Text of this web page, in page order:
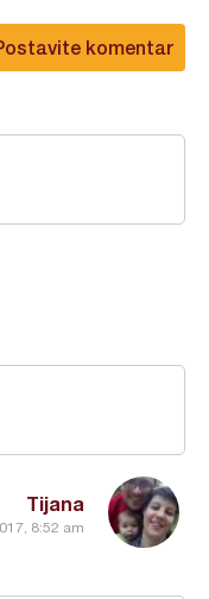
komentar
Tijana
8:52 am